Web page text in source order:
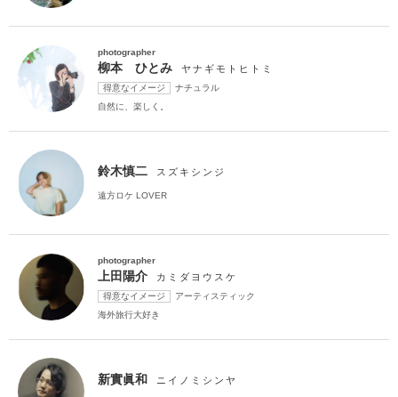
海での撮影 豊富なドレス
庭園での撮影 3万円以下のプラン
マタニティフォト
豊富なカラードレス
家族・友人と撮影
photographer
柳本 ひとみ ヤナギモトヒトミ
得意なイメージ
ナチュラル
自然に、楽しく。
鈴木慎二 スズキシンジ
遠方ロケ LOVER
photographer
上田陽介 カミダヨウスケ
得意なイメージ
アーティスティック
海外旅行大好き
新實眞和 ニイノミシンヤ